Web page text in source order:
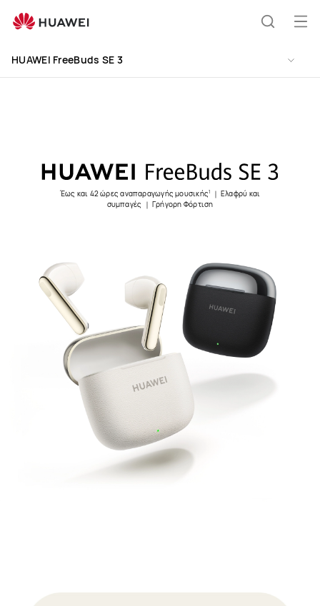
FreeBuds
HUAWEI FreeBuds SE 3
Έως και 42 ώρες αναπαραγωγής μουσικής1
｜ Ελαφρύ και
συμπαγές ｜ Γρήγορη Φόρτιση